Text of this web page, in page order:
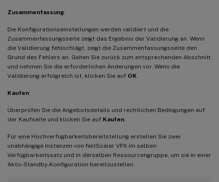
Zusammenfassung:
Die Konfigurationseinstellungen werden validiert und die
Zusammenfassungsseite zeigt das Ergebnis der Validierung an. Wenn
die Validierung fehlschlägt, zeigt die Zusammenfassungsseite den
Grund des Fehlers an. Gehen Sie zurück zum entsprechenden Abschnitt
und nehmen Sie die erforderlichen Änderungen vor. Wenn die
Validierung erfolgreich ist, klicken Sie auf OK
Kaufen:
Überprüfen Sie die Angebotsdetails und rechtlichen Bedingungen auf
der Kaufseite und klicken Sie auf Kaufen
Für eine Hochverfügbarkeitsbereitstellung erstellen Sie zwei
unabhängige Instanzen von NetScaler VPX im selben
Verfügbarkeitssatz und in derselben Ressourcengruppe, um sie in einer
Aktiv-Standby-Konfiguration bereitzustellen.